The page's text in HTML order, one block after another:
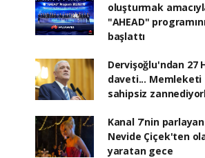
oluşturmak
"AHEAD"
başlattı
Dervişoğlu'ndan 27
daveti... Memleketi
sahipsiz
Kanal 7’nin parlayan
Nevide Çiçek'ten
yaratan gece